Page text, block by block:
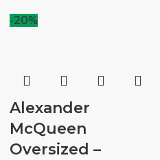
-20%
Alexander
McQueen
Oversized –